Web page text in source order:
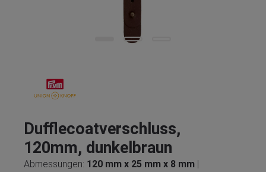
Dufflecoatverschluss,
120mm, dunkelbraun
Abmessungen: 120 mm x 25 mm x 8 mm |